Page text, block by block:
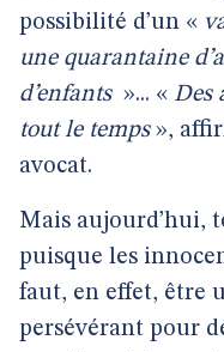
possibilité d’un «
une quarantaine
d’enfants »... « Des
tout le temps»,
avocat.
Mais aujourd’hui,
puisque les
faut, en effet, être
persévérant pour